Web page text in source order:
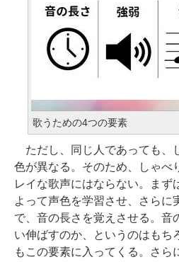
歌うための4つの要素
ただし、同じ人であっても、
色が異なる。そのため、しゃべ
レイな歌声にはならない。まず
よって声色を学習させ、さらに
で、音の長さを覚えさせる。音
い伸ばすのか、というのはもち
もこの要素に入ってくる。さら